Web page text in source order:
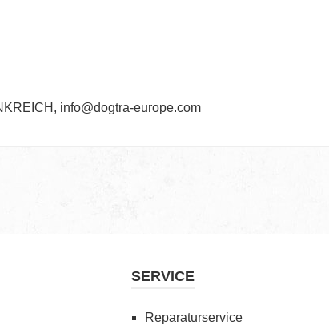
info@dogtra-europe.com
SERVICE
Reparaturservice